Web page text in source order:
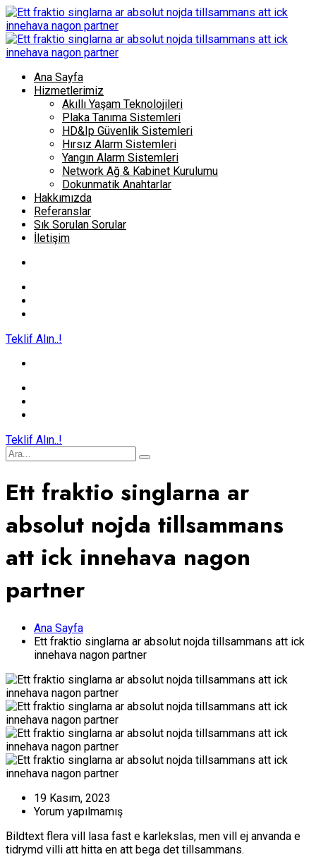
Ana Sayfa
Hizmetlerimiz
Akıllı Yaşam Teknolojileri
Plaka Tanıma Sistemleri
HD&Ip Güvenlik Sistemleri
Hırsız Alarm Sistemleri
Yangın Alarm Sistemleri
Network Ağ & Kabinet Kurulumu
Dokunmatik Anahtarlar
Hakkımızda
Referanslar
Sık Sorulan Sorular
İletişim
Teklif Alın..!
Teklif Alın..!
Ett fraktio singlarna ar
absolut nojda tillsammans
att ick innehava nagon
partner
Ana Sayfa
Ett fraktio singlarna ar absolut nojda tillsammans att ick
innehava nagon partner
19 Kasım, 2023
Yorum yapılmamış
Bildtext flera vill lasa fast e karlekslas, men vill ej anvanda e
tidrymd villi att hitta en att bega det tillsammans.